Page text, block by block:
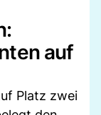
auf
Platz zwei